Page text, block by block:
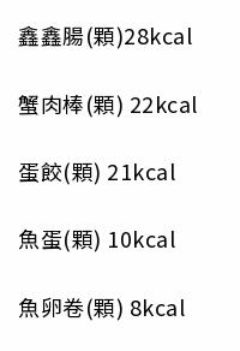
鑫鑫腸(顆)28kcal
蟹肉棒(顆) 22kcal
蛋餃(顆) 21kcal
魚蛋(顆) 10kcal
魚卵卷(顆) 8kcal